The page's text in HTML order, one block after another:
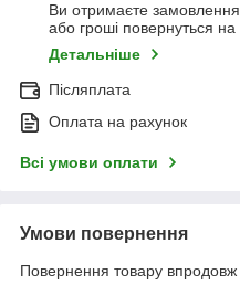
Ви отримаєте замовлення
або гроші повернуться на
Детальніше
Післяплата
Оплата на рахунок
Всі умови оплати
Умови повернення
Повернення товару впродовж